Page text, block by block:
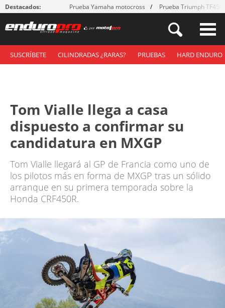
Destacados: Prueba Yamaha motocross Prueba Triumph
SUSCRÍBETE CILINDRADAS ¿RARAS? PRUEBAS HARD ENDURO
Tom Vialle llega a casa
dispuesto a confirmar su
candidatura en MXGP
Tom Vialle llegará al GP de Francia como uno de
los pilotos más en forma de MXGP tras un sólido
arranque en su primera temporada sobre la
Honda CRF450R.